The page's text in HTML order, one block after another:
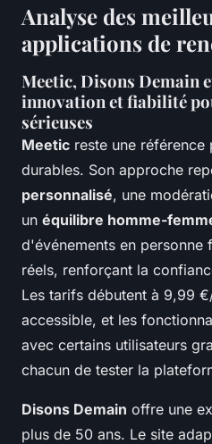
Analyse des
applications de
Meetic, Disons Demain
innovation et fiabilité
sérieuses
Meetic reste une référence
durables. Son approche
personnalisé, une
un équilibre homme-
d'événements en personne
réels, renforçant la
Les tarifs débutent à 9,99
accessible, et les
avec certains utilisateurs
chacun de tester la
Disons Demain offre une
plus de 50 ans. Le site